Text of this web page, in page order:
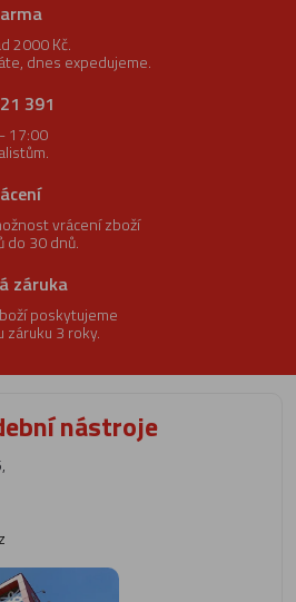
2000 Kč.
dnes expedujeme.
391
17:00
vrácení zboží
do 30 dnů.
záruka
poskytujeme
záruku 3 roky.
nástroje